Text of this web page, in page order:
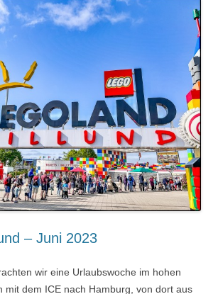
– Juni 2023
wir eine Urlaubswoche im hohen
mit dem ICE nach Hamburg, von dort aus